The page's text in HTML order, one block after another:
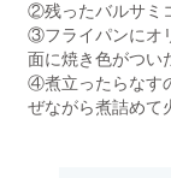
②残ったバルサミ
③フライパンにオ
面に焼き色がつい
④煮立ったらなす
ぜながら煮詰めて